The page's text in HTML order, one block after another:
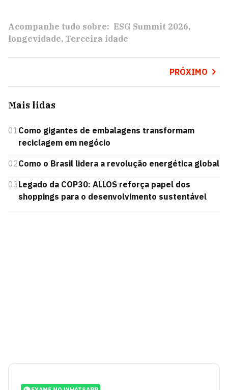
Acompanhe tudo sobre: ESG Summit 2026
longevidade Terceira idade
PRÓXIMO
Mais lidas
01Como gigantes de embalagens transformam
reciclagem em negócio
02Como o Brasil lidera a revolução energética global
03Legado da COP30: ALLOS reforça papel dos
shoppings para o desenvolvimento sustentável